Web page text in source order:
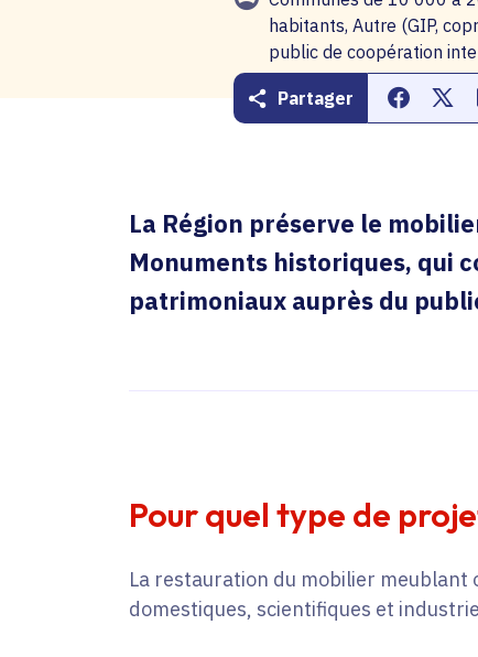
habitants, Autre (GIP,
public de coopération
Partager Partager
La Région préserve le
Monuments historiques, qui
patrimoniaux auprès du
Pour quel type de
La restauration du mobilier meublant
domestiques, scientifiques et